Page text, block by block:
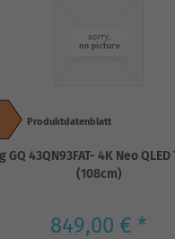
Produktdatenblatt
GQ 43QN93FAT- 4K Neo QLED
(108cm)
849,00 € *